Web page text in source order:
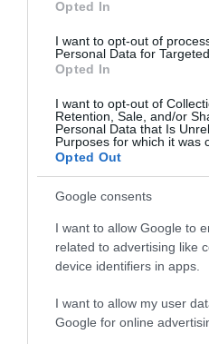
Opted In
I want to opt-out of
Personal Data for
Opted In
I want to opt-out of
Retention, Sale, and/or
Personal Data that Is
Purposes for which it was
Opted Out
Google consents
I want to allow Google to
related to advertising like
device identifiers in apps.
I want to allow my user
Google for online
Közlekedési időszak
Gyakoriság
Közlekedési napok
Repülési idő
Repülőgéptípus
Fedélzeti osztályok